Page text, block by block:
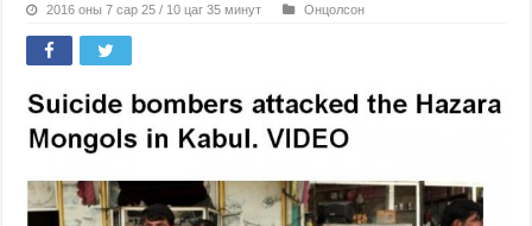
2016 оны 7 сар 25 / 10 цаг 35 минут Онцолсон